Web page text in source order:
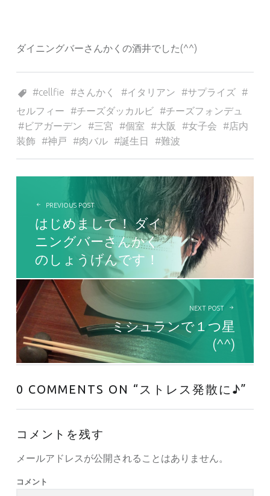
ダイニングバーさんかくの酒井でした(^^)
cellfie
さんかく イタリアン
サプライズ
セルフィー
チーズダッカルビ
チーズフォンデュ
ビアガーデン
三宮 個室 大阪 女子会
店内
装飾
神戸 肉バル 誕生日 難波
投稿ナビゲーション
PREVIOUS POST
はじめまして！ ダイ
ニングバーさんかく
のしょうげんです！
NEXT POST
ミシュランで１つ星
(^^)
0 COMMENTS ON “ ストレス発散に♪”
コメントを残す
メールアドレスが公開されることはありません。
コメント